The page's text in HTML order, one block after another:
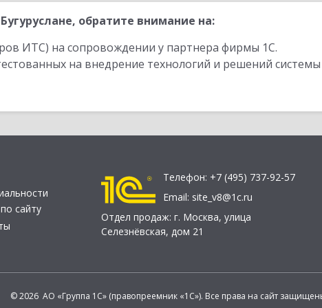
обратите внимание на:
ИТС) на сопровождении у партнера фирмы 1С.
на внедрение технологий и решений
сайту
Телефон: +7 (495) 737-92-57
Email: site_v8@1c.ru
Отдел продаж: г. Москва, улица
Селезнёвская, дом 21
© 2026 АО «Группа 1С» (правопреемник «1С»). Все права на сайт